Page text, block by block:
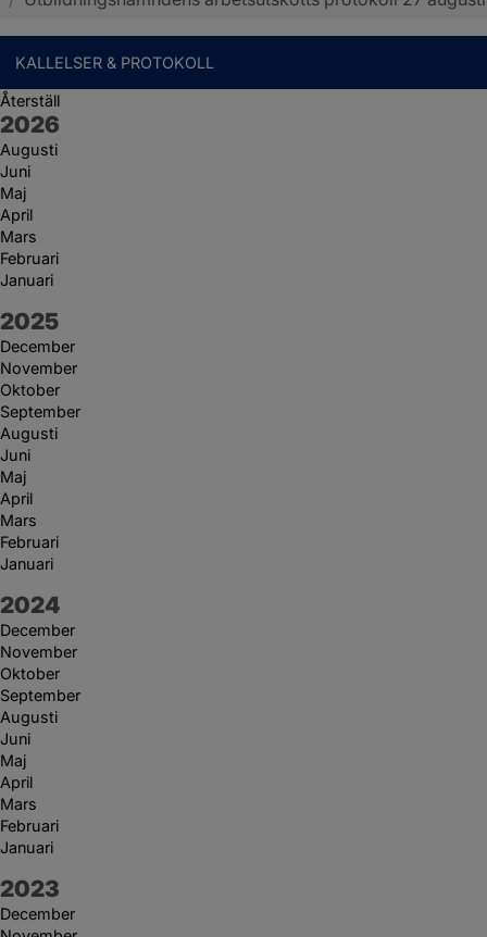
KALLELSER & PROTOKOLL
Återställ
År:
2026
Augusti
Juni
Maj
April
Mars
Februari
Januari
År:
2025
December
November
Oktober
September
Augusti
Juni
Maj
April
Mars
Februari
Januari
År:
2024
December
November
Oktober
September
Augusti
Juni
Maj
April
Mars
Februari
Januari
År:
2023
December